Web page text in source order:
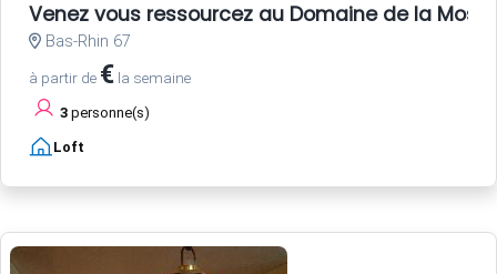
Venez vous ressourcez au Domaine de la
Bas-Rhin 67
à partir de € la semaine
3 personne(s)
Loft